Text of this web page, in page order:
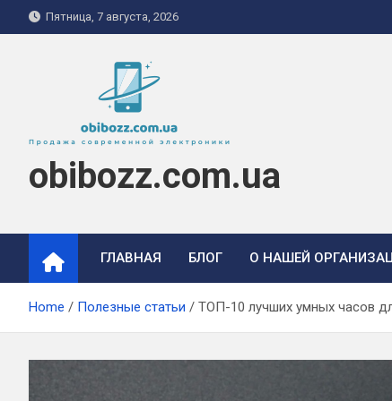
to
Пятница, 7 августа, 2026
obibozz.com.ua
ГЛАВНАЯ БЛОГ О НАШЕЙ
Home Полезные статьи ТОП-10 лучших умных часов